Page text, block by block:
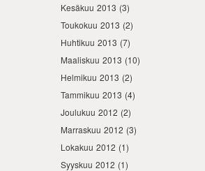
Kesäkuu 2013 (3)
Toukokuu 2013 (2)
Huhtikuu 2013 (7)
Maaliskuu 2013 (10)
Helmikuu 2013 (2)
Tammikuu 2013 (4)
Joulukuu 2012 (2)
Marraskuu 2012 (3)
Lokakuu 2012 (1)
Syyskuu 2012 (1)